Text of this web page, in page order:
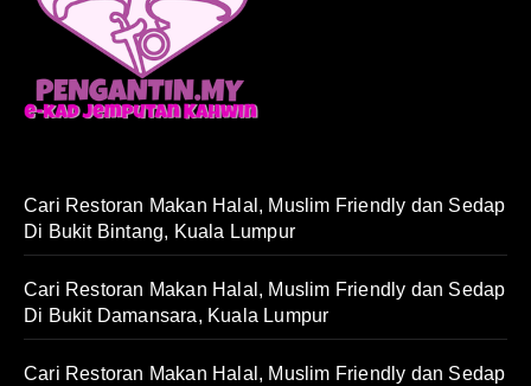
Cari Restoran Makan Halal, Muslim Friendly dan Sedap
Di Bukit Bintang, Kuala Lumpur
Cari Restoran Makan Halal, Muslim Friendly dan Sedap
Di Bukit Damansara, Kuala Lumpur
Cari Restoran Makan Halal, Muslim Friendly dan Sedap